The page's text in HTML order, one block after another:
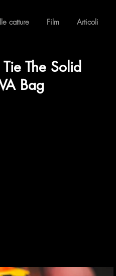
catture Film Articoli
The Solid
Bag